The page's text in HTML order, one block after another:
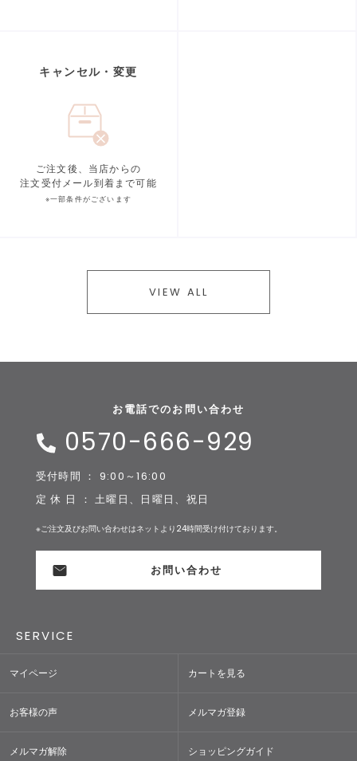
キャンセル・変更
ご注文後、当店からの
注文受付メール到着まで可能
※一部条件がございます
VIEW ALL
お電話でのお問い合わせ
0570-666-929
受付時間 ： 9:00～16:00
定 休 日 ： 土曜日、日曜日、祝日
※ご注文及びお問い合わせはネットより24時間受け付けております。
お問い合わせ
SERVICE
マイページ カートを見る
お客様の声 メルマガ登録
メルマガ解除 ショッピングガイド